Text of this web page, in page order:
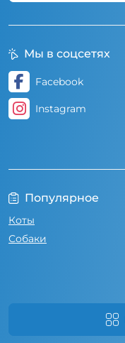
Популярное
Коты
Собаки
Мы в соцсетях
Facebook
Instagram